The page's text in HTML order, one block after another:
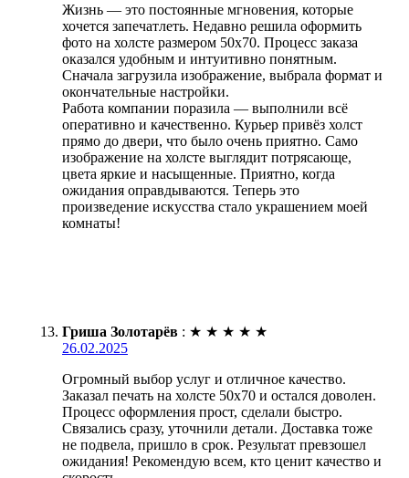
Жизнь — это постоянные мгновения, которые
хочется запечатлеть. Недавно решила оформить
фото на холсте размером 50х70. Процесс заказа
оказался удобным и интуитивно понятным.
Сначала загрузила изображение, выбрала формат и
окончательные настройки.
Работа компании поразила — выполнили всё
оперативно и качественно. Курьер привёз холст
прямо до двери, что было очень приятно. Само
изображение на холсте выглядит потрясающе,
цвета яркие и насыщенные. Приятно, когда
ожидания оправдываются. Теперь это
произведение искусства стало украшением моей
комнаты!
Гриша Золотарёв : ★ ★ ★ ★ ★
26.02.2025
Огромный выбор услуг и отличное качество.
Заказал печать на холсте 50х70 и остался доволен.
Процесс оформления прост, сделали быстро.
Связались сразу, уточнили детали. Доставка тоже
не подвела, пришло в срок. Результат превзошел
ожидания! Рекомендую всем, кто ценит качество и